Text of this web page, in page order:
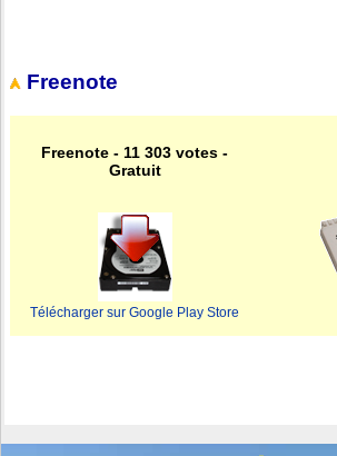
Freenote
Freenote - 11 303 votes -
Gratuit
Télécharger sur Google Play Store